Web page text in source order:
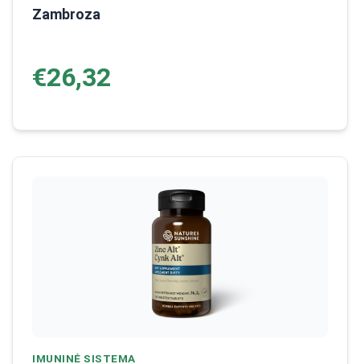
Zambroza
€26,32
IMUNINĖ SISTEMA